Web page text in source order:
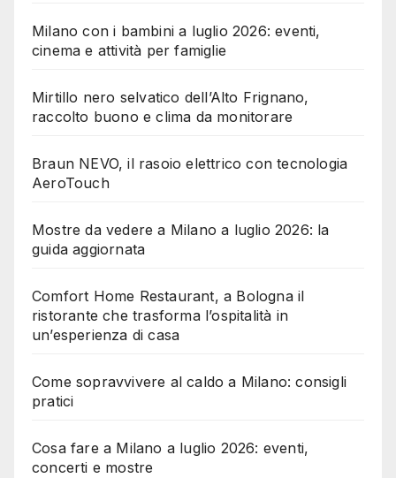
Milano con i bambini a luglio 2026: eventi,
cinema e attività per famiglie
Mirtillo nero selvatico dell’Alto Frignano,
raccolto buono e clima da monitorare
Braun NEVO, il rasoio elettrico con tecnologia
AeroTouch
Mostre da vedere a Milano a luglio 2026: la
guida aggiornata
Comfort Home Restaurant, a Bologna il
ristorante che trasforma l’ospitalità in
un’esperienza di casa
Come sopravvivere al caldo a Milano: consigli
pratici
Cosa fare a Milano a luglio 2026: eventi,
concerti e mostre